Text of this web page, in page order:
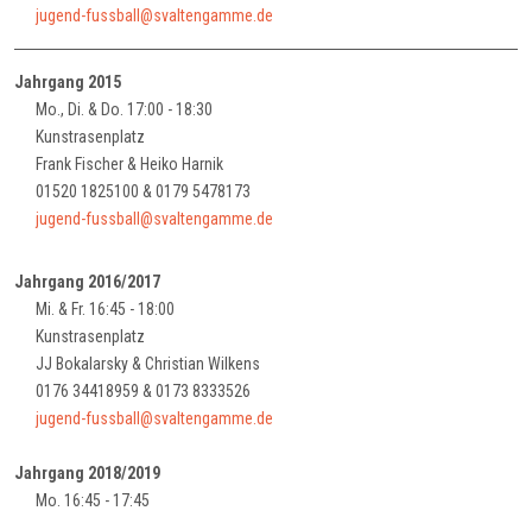
jugend-fussball@svaltengamme.de
Jahrgang 2015
Mo., Di. & Do. 17:00 - 18:30
Kunstrasenplatz
Frank Fischer & Heiko Harnik
01520 1825100 & 0179 5478173
jugend-fussball@svaltengamme.de
Jahrgang 2016/2017
Mi. & Fr. 16:45 - 18:00
Kunstrasenplatz
JJ Bokalarsky & Christian Wilkens
0176 34418959 & 0173 8333526
jugend-fussball@svaltengamme.de
Jahrgang 2018/2019
Mo. 16:45 - 17:45